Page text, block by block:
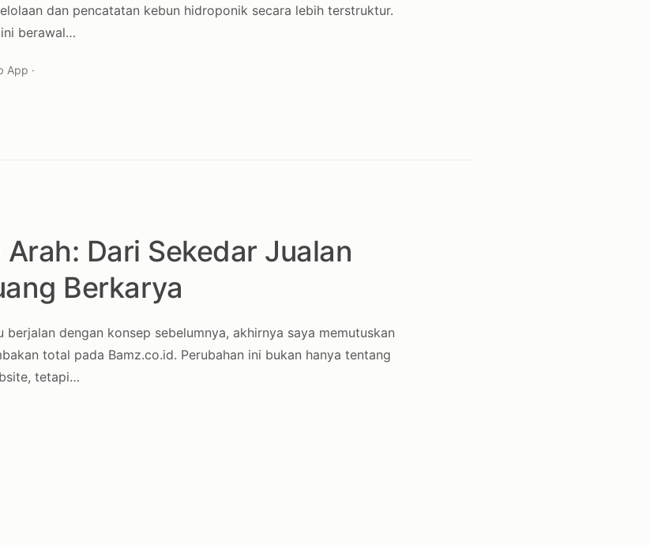
dan pencatatan kebun hidroponik secara lebih terstruktur.
berawal…
App ·
Dari Sekedar Jualan
Berkarya
berjalan dengan konsep sebelumnya, akhirnya saya memutuskan
total pada Bamz.co.id. Perubahan ini bukan hanya tentang
tetapi…